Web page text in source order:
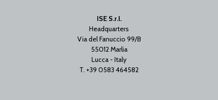
ISE S.r.l.
Headquarters
Via del Fanuccio 99/B
55012 Marlia
Lucca - Italy
T. +39 0583 464582